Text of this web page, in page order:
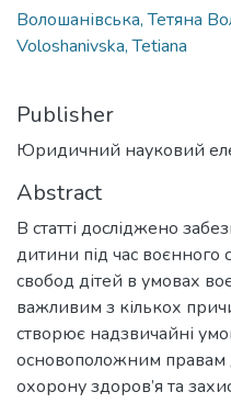
Волошанівська, Тетяна
Voloshanivska, Tetiana
Publisher
Юридичний науковий
Abstract
В статті досліджено
дитини під час воєнного
свобод дітей в умовах
важливим з кількох
створює надзвичайні
основоположним правам
охорону здоров’я та